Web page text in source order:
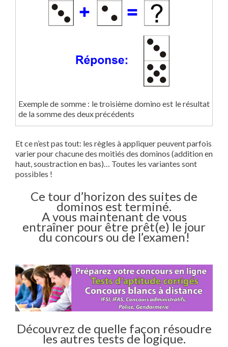
Exemple de somme : le troisième domino est le résultat
de la somme des deux précédents
Et ce n’est pas tout: les règles à appliquer peuvent parfois
varier pour chacune des moitiés des dominos (addition en
haut, soustraction en bas)… Toutes les variantes sont
possibles !
Ce tour d’horizon des suites de
dominos est terminé.
A vous maintenant de vous
entraîner pour être prêt(e) le jour
du concours ou de l’examen!
Découvrez de quelle façon résoudre
les autres tests de logique.